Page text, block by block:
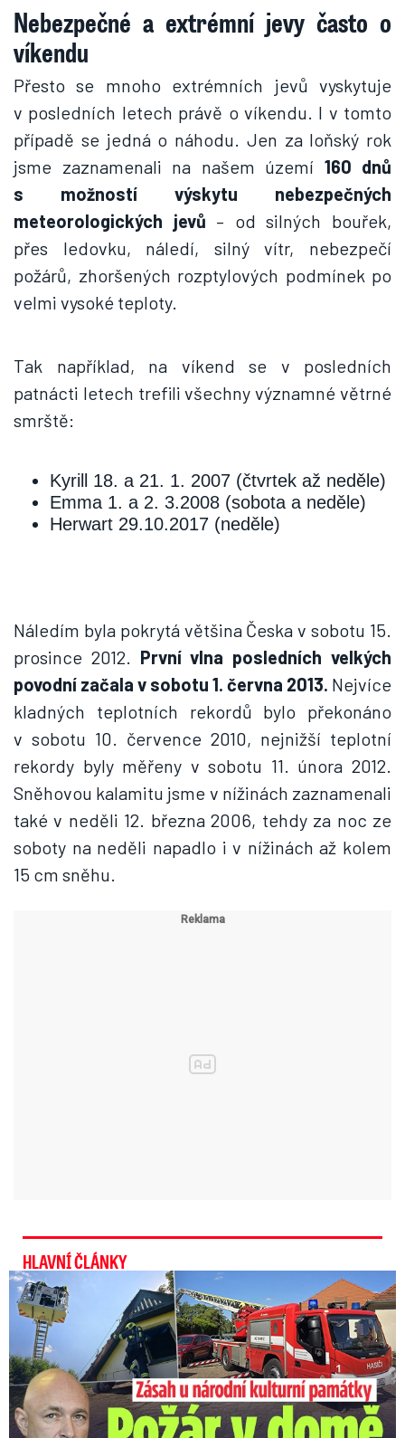
Nebezpečné a extrémní jevy často o
víkendu
Přesto se mnoho extrémních jevů vyskytuje
v posledních letech právě o víkendu. I v tomto
případě se jedná o náhodu. Jen za loňský rok
jsme zaznamenali na našem území 160 dnů
s možností výskytu nebezpečných
meteorologických jevů – od silných bouřek,
přes ledovku, náledí, silný vítr, nebezpečí
požárů, zhoršených rozptylových podmínek po
velmi vysoké teploty.
Tak například, na víkend se v posledních
patnácti letech trefili všechny významné větrné
smrště:
Kyrill 18. a 21. 1. 2007 (čtvrtek až neděle)
Emma 1. a 2. 3.2008 (sobota a neděle)
Herwart 29.10.2017 (neděle)
Náledím byla pokrytá většina Česka v sobotu 15.
prosince 2012. První vlna posledních velkých
povodní začala v sobotu 1. června 2013. Nejvíce
kladných teplotních rekordů bylo překonáno
v sobotu 10. července 2010, nejnižší teplotní
rekordy byly měřeny v sobotu 11. února 2012.
Sněhovou kalamitu jsme v nížinách zaznamenali
také v neděli 12. března 2006, tehdy za noc ze
soboty na neděli napadlo i v nížinách až kolem
15 cm sněhu.
HLAVNÍ ČLÁNKY
U Daniela Landy hořelo! Hasiči kroutí hlavou